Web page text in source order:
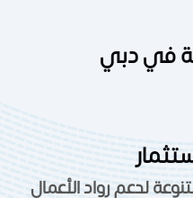
في دبي
لدعم رواد الأعمال